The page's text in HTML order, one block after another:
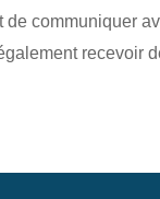
de communiquer
recevoir